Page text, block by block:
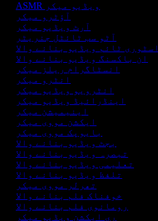
ASMR ویڈیو میکر
آؤٹرو میکر
آرٹ ویڈیو میکر
آٹو سب ٹائٹل جنریٹر
اسٹوری ٹائم ویڈیو بنانے والا
ان باکسنگ ویڈیو بنانے والا
انسٹاگرام ریلز میکر
انٹرو میکر
انٹرویو ویڈیو میکر
اینڈرائیڈ ویڈیو میکر
اینیمیشن میکر
ایکشن مووی میکر
بایوپک مووی میکر
بجٹ ویڈیو بنانے والا
تبصرہ ویڈیو بنانے والا
تعلیمی ویڈیو بنانے والا
تلفظ ویڈیو بنانے والا
تھرلر مووی میکر
خوفناک فلم بنانے والا
رومانوی فلم بنانے والا
ری ایکشن ویڈیو میکر